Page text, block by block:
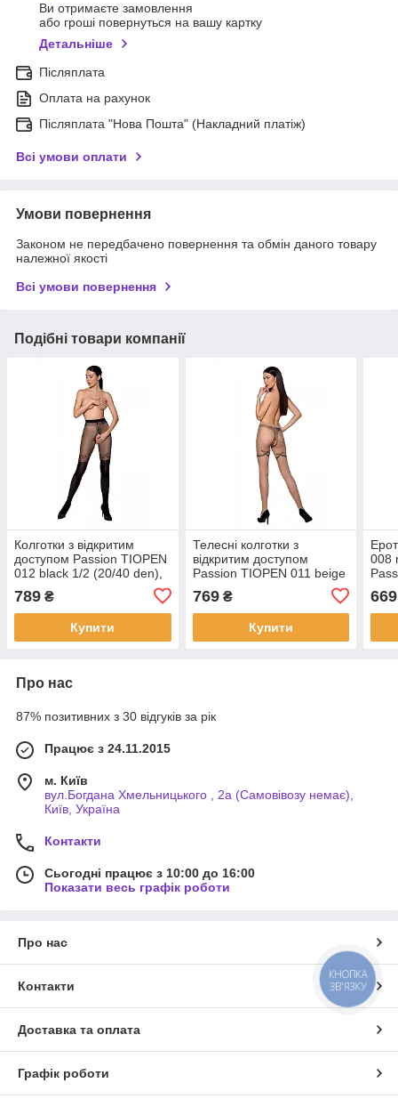
Ви отримаєте замовлення
або гроші повернуться на вашу картку
Детальніше
Післяплата
Оплата на рахунок
Післяплата "Нова Пошта" (Накладний платіж)
Всі умови оплати
Умови повернення
Законом не передбачено повернення та обмін даного товару
належної якості
Всі умови повернення
Подібні товари компанії
Колготки з відкритим
доступом Passion TIOPEN
012 black 1/2 (20/40 den),
Puls69
789 ₴
Купити
Телесні колготки з
відкритим доступом
Passion TIOPEN 011 beige
контрастними шортиками |
Puls69
769₴
Купити
008
669
Про нас
87% позитивних з 30 відгуків за рік
Працює з 24.11.2015
м. Київ
вул.Богдана Хмельницького , 2а (Самовівозу немає),
Київ, Україна
Контакти
Сьогодні працює з 10:00 до 16:00
Показати весь графік роботи
Про нас
Контакти
Доставка та оплата
Графік роботи
КНОПКА
ЗВ'ЯЗКУ